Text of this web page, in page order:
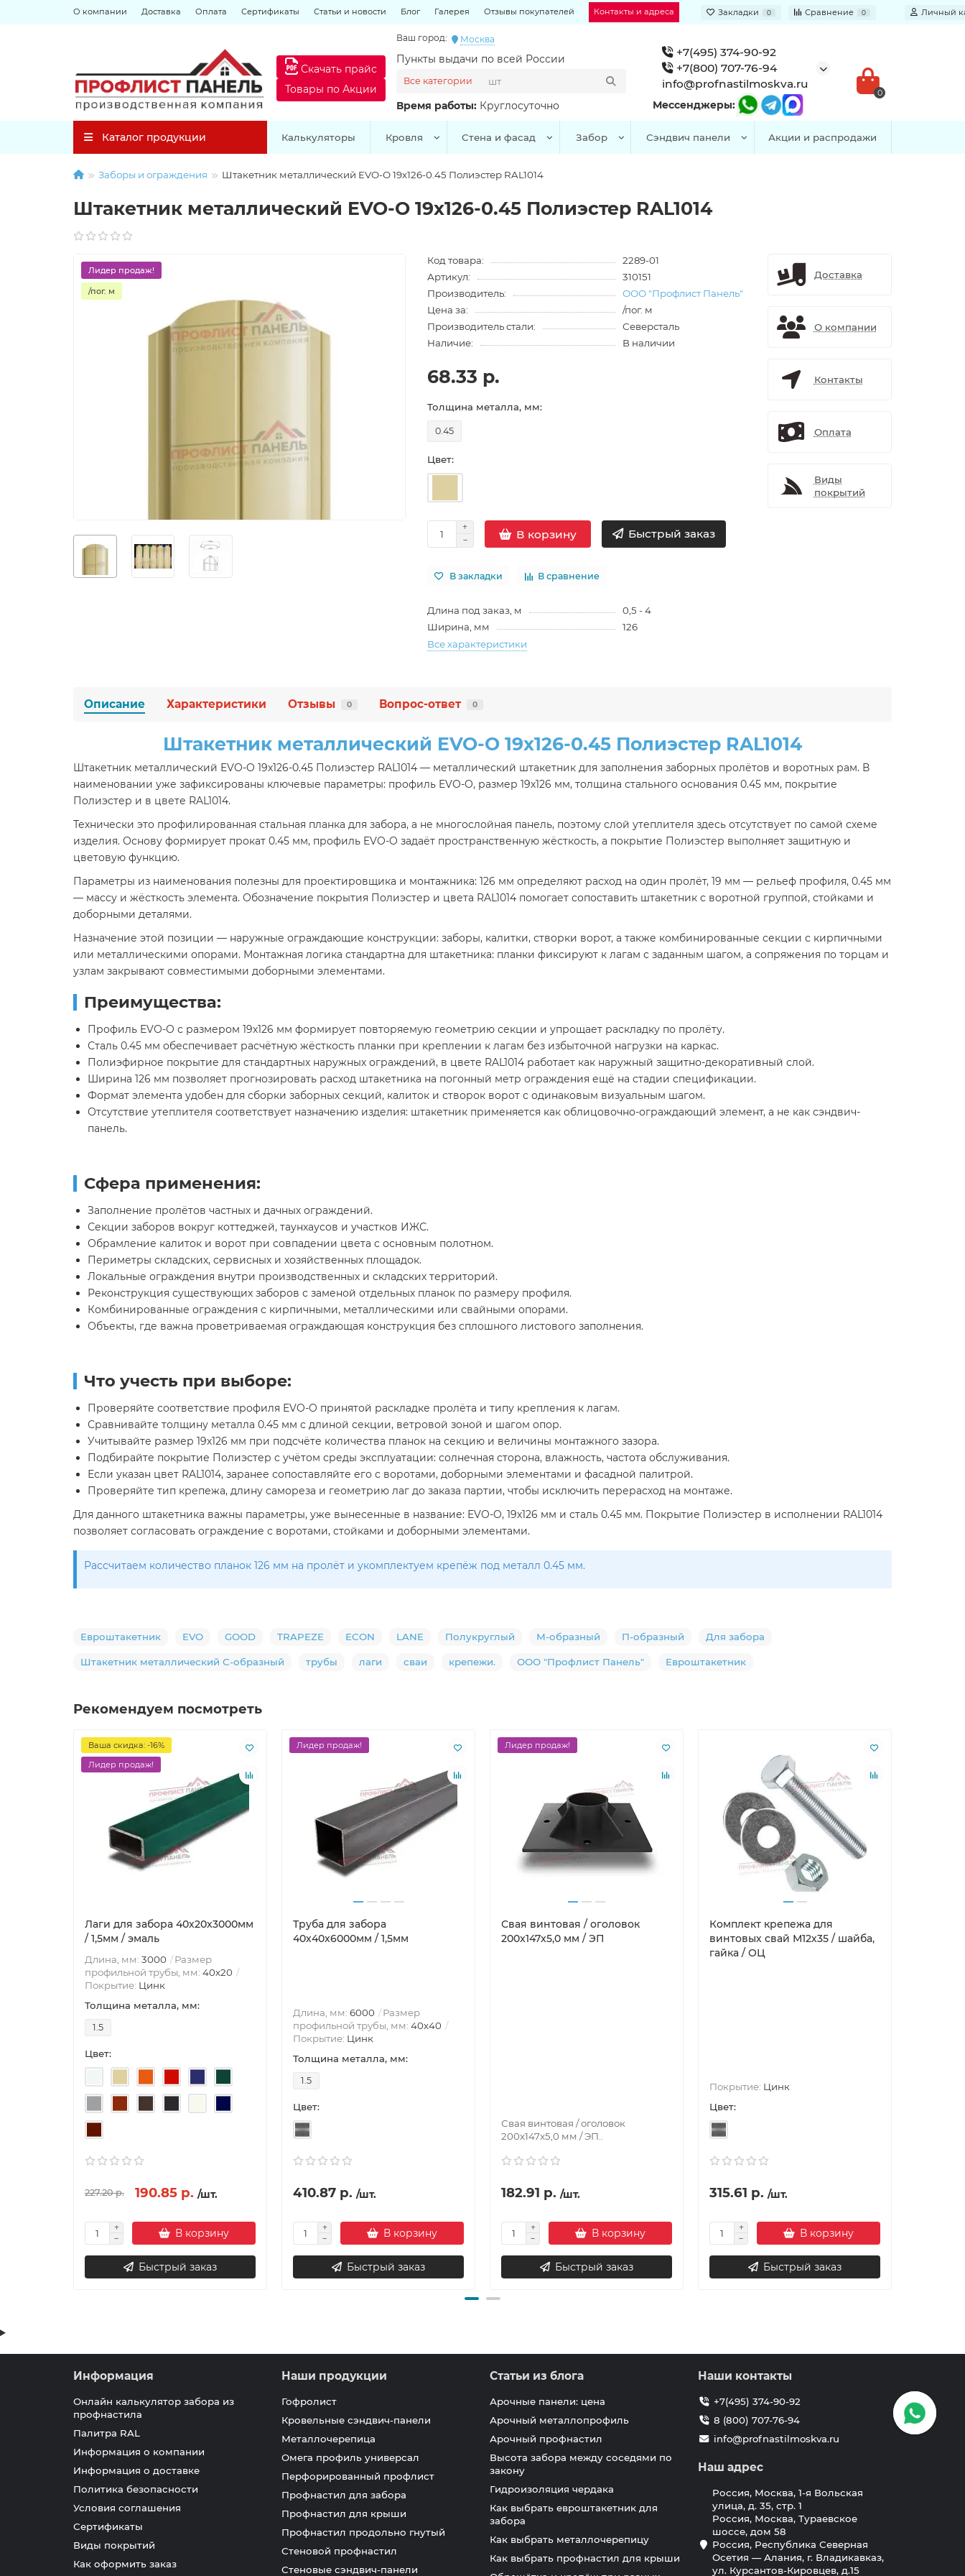
О компании Доставка Оплата Сертификаты Статьи и новости Блог Галерея Отзывы покупателей Контакты и адреса Закладки 0 Сравнение 0 Личный
Ваш город: Москва
Пункты выдачи по всей России
Время работы: Круглосуточно
Все категории
Скачать прайс
Товары по Акции
+7(495) 374-90-92
+7(800) 707-76-94
info@profnastilmoskva.ru
Мессенджеры:
0
Каталог продукции Калькуляторы Кровля Стена и фасад Забор Сэндвич панели Акции и распродажи
Заборы и ограждения Штакетник металлический EVO-O 19х126-0.45 Полиэстер RAL1014
Штакетник металлический EVO-O 19х126-0.45 Полиэстер RAL1014
Лидер продаж!
/пог. м
Код товара:
2289-01
Артикул:
310151
Производитель:
ООО "Профлист Панель"
Цена за:
/пог. м
Производитель стали:
Северсталь
Наличие:
В наличии
68.33 р.
Толщина металла, мм:
0.45
Цвет:
В корзину Быстрый заказ
В закладки В сравнение
Длина под заказ, м
0,5 - 4
Ширина, мм
126
Все характеристики
Доставка
О компании
Контакты
Оплата
Виды
покрытий
Описание Характеристики Отзывы 0 Вопрос-ответ 0
Штакетник металлический EVO-O 19х126-0.45 Полиэстер RAL1014
Штакетник металлический EVO-O 19х126-0.45 Полиэстер RAL1014 — металлический штакетник для заполнения заборных пролётов и воротных рам. В
наименовании уже зафиксированы ключевые параметры: профиль EVO-O, размер 19х126 мм, толщина стального основания 0.45 мм, покрытие
Полиэстер и в цвете RAL1014.
Технически это профилированная стальная планка для забора, а не многослойная панель, поэтому слой утеплителя здесь отсутствует по самой схеме
изделия. Основу формирует прокат 0.45 мм, профиль EVO-O задаёт пространственную жёсткость, а покрытие Полиэстер выполняет защитную и
цветовую функцию.
Параметры из наименования полезны для проектировщика и монтажника: 126 мм определяют расход на один пролёт, 19 мм — рельеф профиля, 0.45 мм
— массу и жёсткость элемента. Обозначение покрытия Полиэстер и цвета RAL1014 помогает сопоставить штакетник с воротной группой, стойками и
доборными деталями.
Назначение этой позиции — наружные ограждающие конструкции: заборы, калитки, створки ворот, а также комбинированные секции с кирпичными
или металлическими опорами. Монтажная логика стандартна для штакетника: планки фиксируют к лагам с заданным шагом, а сопряжения по торцам и
узлам закрывают совместимыми доборными элементами.
Преимущества:
Профиль EVO-O с размером 19х126 мм формирует повторяемую геометрию секции и упрощает раскладку по пролёту.
Сталь 0.45 мм обеспечивает расчётную жёсткость планки при креплении к лагам без избыточной нагрузки на каркас.
Полиэфирное покрытие для стандартных наружных ограждений, в цвете RAL1014 работает как наружный защитно-декоративный слой.
Ширина 126 мм позволяет прогнозировать расход штакетника на погонный метр ограждения ещё на стадии спецификации.
Формат элемента удобен для сборки заборных секций, калиток и створок ворот с одинаковым визуальным шагом.
Отсутствие утеплителя соответствует назначению изделия: штакетник применяется как облицовочно-ограждающий элемент, а не как сэндвич-
панель.
Сфера применения:
Заполнение пролётов частных и дачных ограждений.
Секции заборов вокруг коттеджей, таунхаусов и участков ИЖС.
Обрамление калиток и ворот при совпадении цвета с основным полотном.
Периметры складских, сервисных и хозяйственных площадок.
Локальные ограждения внутри производственных и складских территорий.
Реконструкция существующих заборов с заменой отдельных планок по размеру профиля.
Комбинированные ограждения с кирпичными, металлическими или свайными опорами.
Объекты, где важна проветриваемая ограждающая конструкция без сплошного листового заполнения.
Что учесть при выборе:
Проверяйте соответствие профиля EVO-O принятой раскладке пролёта и типу крепления к лагам.
Сравнивайте толщину металла 0.45 мм с длиной секции, ветровой зоной и шагом опор.
Учитывайте размер 19х126 мм при подсчёте количества планок на секцию и величины монтажного зазора.
Подбирайте покрытие Полиэстер с учётом среды эксплуатации: солнечная сторона, влажность, частота обслуживания.
Если указан цвет RAL1014, заранее сопоставляйте его с воротами, доборными элементами и фасадной палитрой.
Проверяйте тип крепежа, длину самореза и геометрию лаг до заказа партии, чтобы исключить перерасход на монтаже.
Для данного штакетника важны параметры, уже вынесенные в название: EVO-O, 19х126 мм и сталь 0.45 мм. Покрытие Полиэстер в исполнении RAL1014
позволяет согласовать ограждение с воротами, стойками и доборными элементами.
Рассчитаем количество планок 126 мм на пролёт и укомплектуем крепёж под металл 0.45 мм.
Евроштакетник EVO GOOD TRAPEZE ECON LANE Полукруглый М-образный П-образный Для забора
Штакетник металлический С-образный трубы лаги сваи крепежи. ООО "Профлист Панель" Евроштакетник
Рекомендуем посмотреть
Ваша скидка: -16%
Лидер продаж!
Лаги для забора 40х20x3000мм
/ 1,5мм / эмаль
Длина, мм: 3000
Размер
профильной трубы, мм: 40х20
Покрытие: Цинк
Толщина металла, мм:
1.5
Цвет:
227.20 р. 190.85 р. /шт.
В корзину
Быстрый заказ
Лидер продаж!
Труба для забора
40х40x6000мм / 1,5мм
Длина, мм: 6000
Размер
профильной трубы, мм: 40х40
Покрытие: Цинк
Толщина металла, мм:
1.5
Цвет:
410.87 р. /шт.
В корзину
Быстрый заказ
Лидер продаж!
Свая винтовая / оголовок
200x147x5,0 мм / ЭП
Свая винтовая / оголовок
200x147x5,0 мм / ЭП..
182.91 р. /шт.
В корзину
Быстрый заказ
Комплект крепежа для
винтовых свай М12х35 / шайба,
гайка / ОЦ
Покрытие: Цинк
Цвет:
315.61 р. /шт.
В корзину
Быстрый заказ
Информация
Онлайн калькулятор забора из
профнастила
Палитра RAL
Информация о компании
Информация о доставке
Политика безопасности
Условия соглашения
Сертификаты
Виды покрытий
Как оформить заказ
Наши продукции
Гофролист
Кровельные сэндвич-панели
Металлочерепица
Омега профиль универсал
Перфорированный профлист
Профнастил для забора
Профнастил для крыши
Профнастил продольно гнутый
Стеновой профнастил
Стеновые сэндвич-панели
Статьи из блога
Арочные панели: цена
Арочный металлопрофиль
Арочный профнастил
Высота забора между соседями по
закону
Гидроизоляция чердака
Как выбрать евроштакетник для
забора
Как выбрать металлочерепицу
Как выбрать профнастил для крыши
Наши контакты
+7(495) 374-90-92
8 (800) 707-76-94
info@profnastilmoskva.ru
Наш адрес
Россия, Москва, 1-я Вольская
улица, д. 35, стр. 1
Россия, Москва, Тураевское
шоссе, дом 58
Россия, Республика Северная
Осетия — Алания, г. Владикавказ,
ул. Курсантов-Кировцев, д.15